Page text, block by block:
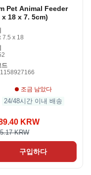
Pet Animal Feeder
x 18 x 7. 5cm)
7.5 x 18
드
조금 남았다
24/48시간 이내 배송
KRW
KRW
구입하다